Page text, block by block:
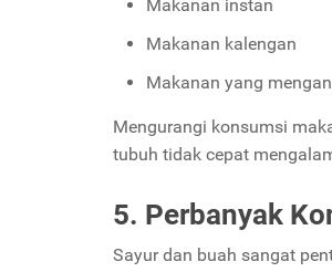
Makanan instan
Makanan kalengan
Makanan yang
Mengurangi konsumsi
tubuh tidak cepat
5. Perbanyak
Sayur dan buah sangat